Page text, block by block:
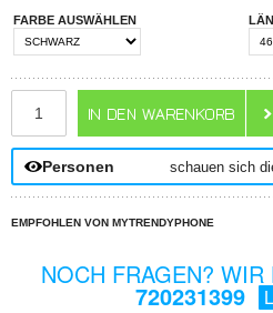
FARBE AUSWÄHLEN
Personen schauen sich
EMPFOHLEN VON MYTRENDYPHONE
NOCH FRAGEN?
720231399